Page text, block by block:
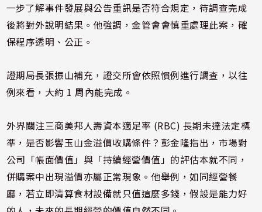
一步了解事件發展與公告重訊是否符合規定，待調查完成
後將對外說明結果。他強調，金管會會慎重處理此案，確
保程序透明、公正。
證期局長張振山補充，證交所會依照慣例進行調查，以往
例來看，大約 1 周內能完成。
外界關注三商美邦人壽資本適足率 (RBC) 長期未達法定標
準，是否影響玉山金溢價收購條件？彭金隆指出，市場對
公司「帳面價值」與「持續經營價值」的評估本就不同，
併購案中出現溢價亦屬正常現象。他舉例，如同經營餐
廳，若立即清算食材設備就只值這麼多錢，假設是能力好